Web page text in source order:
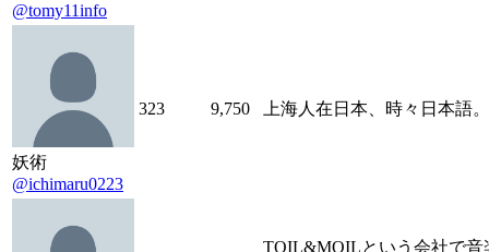
@tomy11info
妖術
@ichimaru0223
323 9,750 上海人在日本、時々日本語。
TOIL&MOILという会社で音